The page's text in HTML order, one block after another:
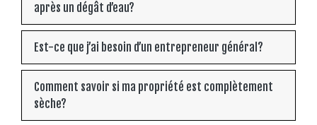
après un dégât d’eau?
Est-ce que j’ai besoin d’un entrepreneur général?
Comment savoir si ma propriété est complètement
sèche?